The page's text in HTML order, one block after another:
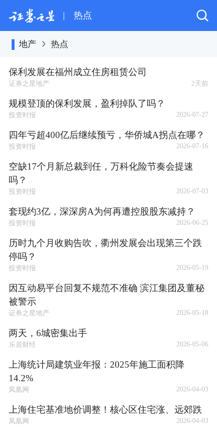
| 热点
地产 热点
保利发展在福州成立住房租赁公司
证券之星地产 2天前
规模登顶的保利发展，盈利掉队了吗？
投资时报 2026-07-27
四年亏超400亿后继续预亏，华侨城A拐点在哪？
投资时报 2026-07-16
空缺17个月新总裁到任，万科化险节奏会提速
吗？
投资时报 2026-07-03
套现约3亿，深深房A为何再遭控股股东减持？
投资时报 2026-06-25
历时九个月收购告吹，衢州发展会出现第三个跌
停吗？
投资时报 2026-05-19
因互动易平台回复不规范不准确 滨江集团及董秘
被警示
证券之星地产 2026-05-18
两天，6城密集出手
乐居财经 2026-05-06
上海统计局建筑业年报：2025年施工面积降
14.2%
凤凰网 2026-04-03
上海住宅基准地价调整！核心区住宅涨、远郊跌
凤凰网 2026-04-03